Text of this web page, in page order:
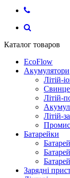
Каталог товаров
EcoFlow
Акумулятори
Літій-
Літій-
Літій-
Батарейки
Зарядні